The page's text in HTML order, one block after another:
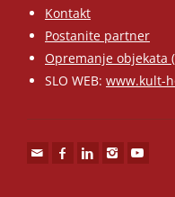
Kontakt
Postanite partner
Opremanje objekata
SLO WEB: www.kult-